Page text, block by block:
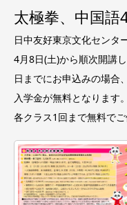
太極拳、中国語
日中友好東京文化センタ
4月8日(土)から順次開講
日までにお申込みの場合、
入学金が無料となります。
各クラス1回まで無料で